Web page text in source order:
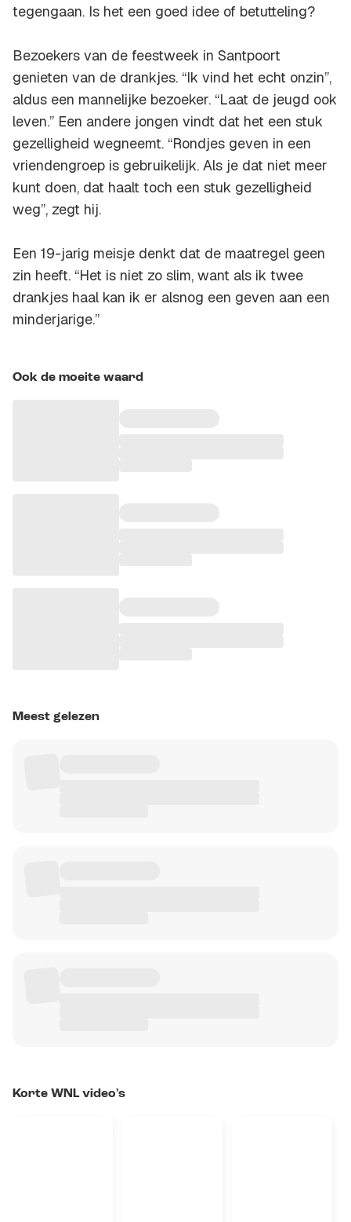
tegengaan. Is het een goed idee of betutteling?
Bezoekers van de feestweek in Santpoort
genieten van de drankjes. “Ik vind het echt onzin”,
aldus een mannelijke bezoeker. “Laat de jeugd ook
leven.” Een andere jongen vindt dat het een stuk
gezelligheid wegneemt. “Rondjes geven in een
vriendengroep is gebruikelijk. Als je dat niet meer
kunt doen, dat haalt toch een stuk gezelligheid
weg”, zegt hij.
Een 19-jarig meisje denkt dat de maatregel geen
zin heeft. “Het is niet zo slim, want als ik twee
drankjes haal kan ik er alsnog een geven aan een
minderjarige.”
Ook de moeite waard
Meest gelezen
Korte WNL video's